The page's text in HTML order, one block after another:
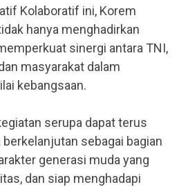
Kolaboratif ini, Korem
hanya menghadirkan
sinergi antara TNI,
masyarakat dalam
kebangsaan.
serupa dapat terus
sebagai bagian
generasi muda yang
dan siap menghadapi